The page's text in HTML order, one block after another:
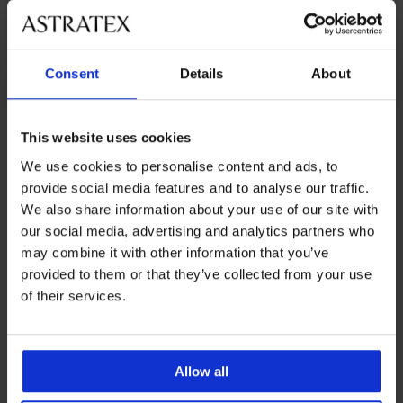
Consent Details About
This website uses cookies
We use cookies to personalise content and ads, to
provide social media features and to analyse our traffic.
We also share information about your use of our site with
our social media, advertising and analytics partners who
may combine it with other information that you’ve
provided to them or that they’ve collected from your use
of their services.
Allow all
3+1 БЕЗПЛАТНО
-20 % GET20
Carter
8,19
3+1 БЕЗПЛАТНО
-20 % GET20
Bamboo
Nature
€
От същата колекция